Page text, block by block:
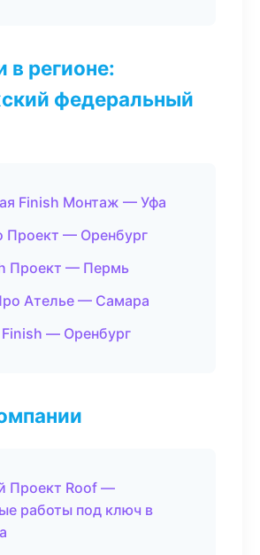
в регионе:
федеральный
Finish Монтаж — Уфа
Проект — Оренбург
Проект — Пермь
Ателье — Самара
— Оренбург
Проект Roof —
работы под ключ в